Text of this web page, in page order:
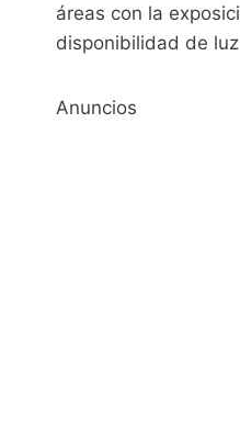
áreas con la
disponibilidad de
Anuncios